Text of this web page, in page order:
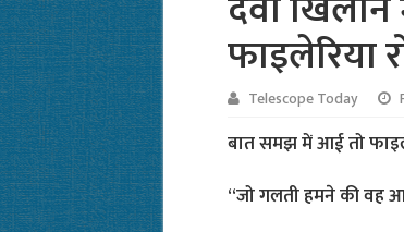
फाइलेरिया
Telescope Today
बात समझ में आई तो
“जो गलती हमने की वह